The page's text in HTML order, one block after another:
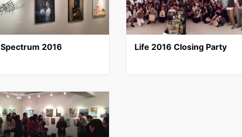
Spectrum 2016 Life 2016 Closing Party